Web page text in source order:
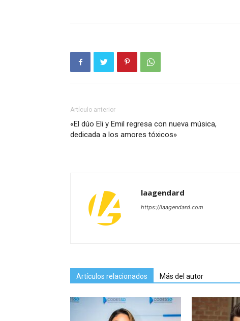
Artículo anterior
«El dúo Eli y Emil regresa con nueva música,
dedicada a los amores tóxicos»
laagendard
https://laagendard.com
Artículos relacionados Más del autor